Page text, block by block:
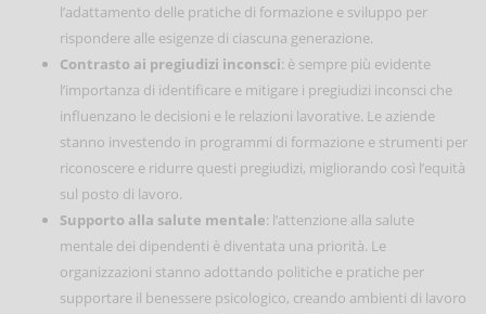
l’adattamento delle pratiche di formazione e sviluppo per
rispondere alle esigenze di ciascuna generazione.
Contrasto ai pregiudizi inconsci: è sempre più evidente
l’importanza di identificare e mitigare i pregiudizi inconsci che
influenzano le decisioni e le relazioni lavorative. Le aziende
stanno investendo in programmi di formazione e strumenti per
riconoscere e ridurre questi pregiudizi, migliorando così l’equità
sul posto di lavoro.
Supporto alla salute mentale: l’attenzione alla salute
mentale dei dipendenti è diventata una priorità. Le
organizzazioni stanno adottando politiche e pratiche per
supportare il benessere psicologico, creando ambienti di lavoro